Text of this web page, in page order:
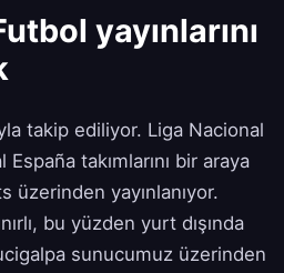
yayınlarını
takip ediliyor. Liga Nacional
takımlarını bir araya
üzerinden yayınlanıyor.
bu yüzden yurt dışında
sunucumuz üzerinden